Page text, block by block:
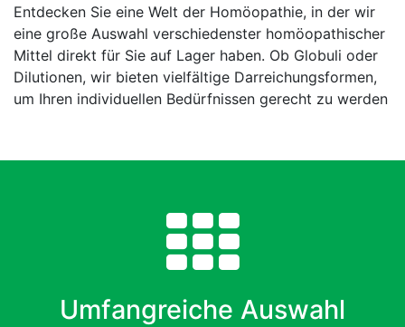
Entdecken Sie eine Welt der Homöopathie, in der wir
eine große Auswahl verschiedenster homöopathischer
Mittel direkt für Sie auf Lager haben. Ob Globuli oder
Dilutionen, wir bieten vielfältige Darreichungsformen,
um Ihren individuellen Bedürfnissen gerecht zu werden
Umfangreiche Auswahl